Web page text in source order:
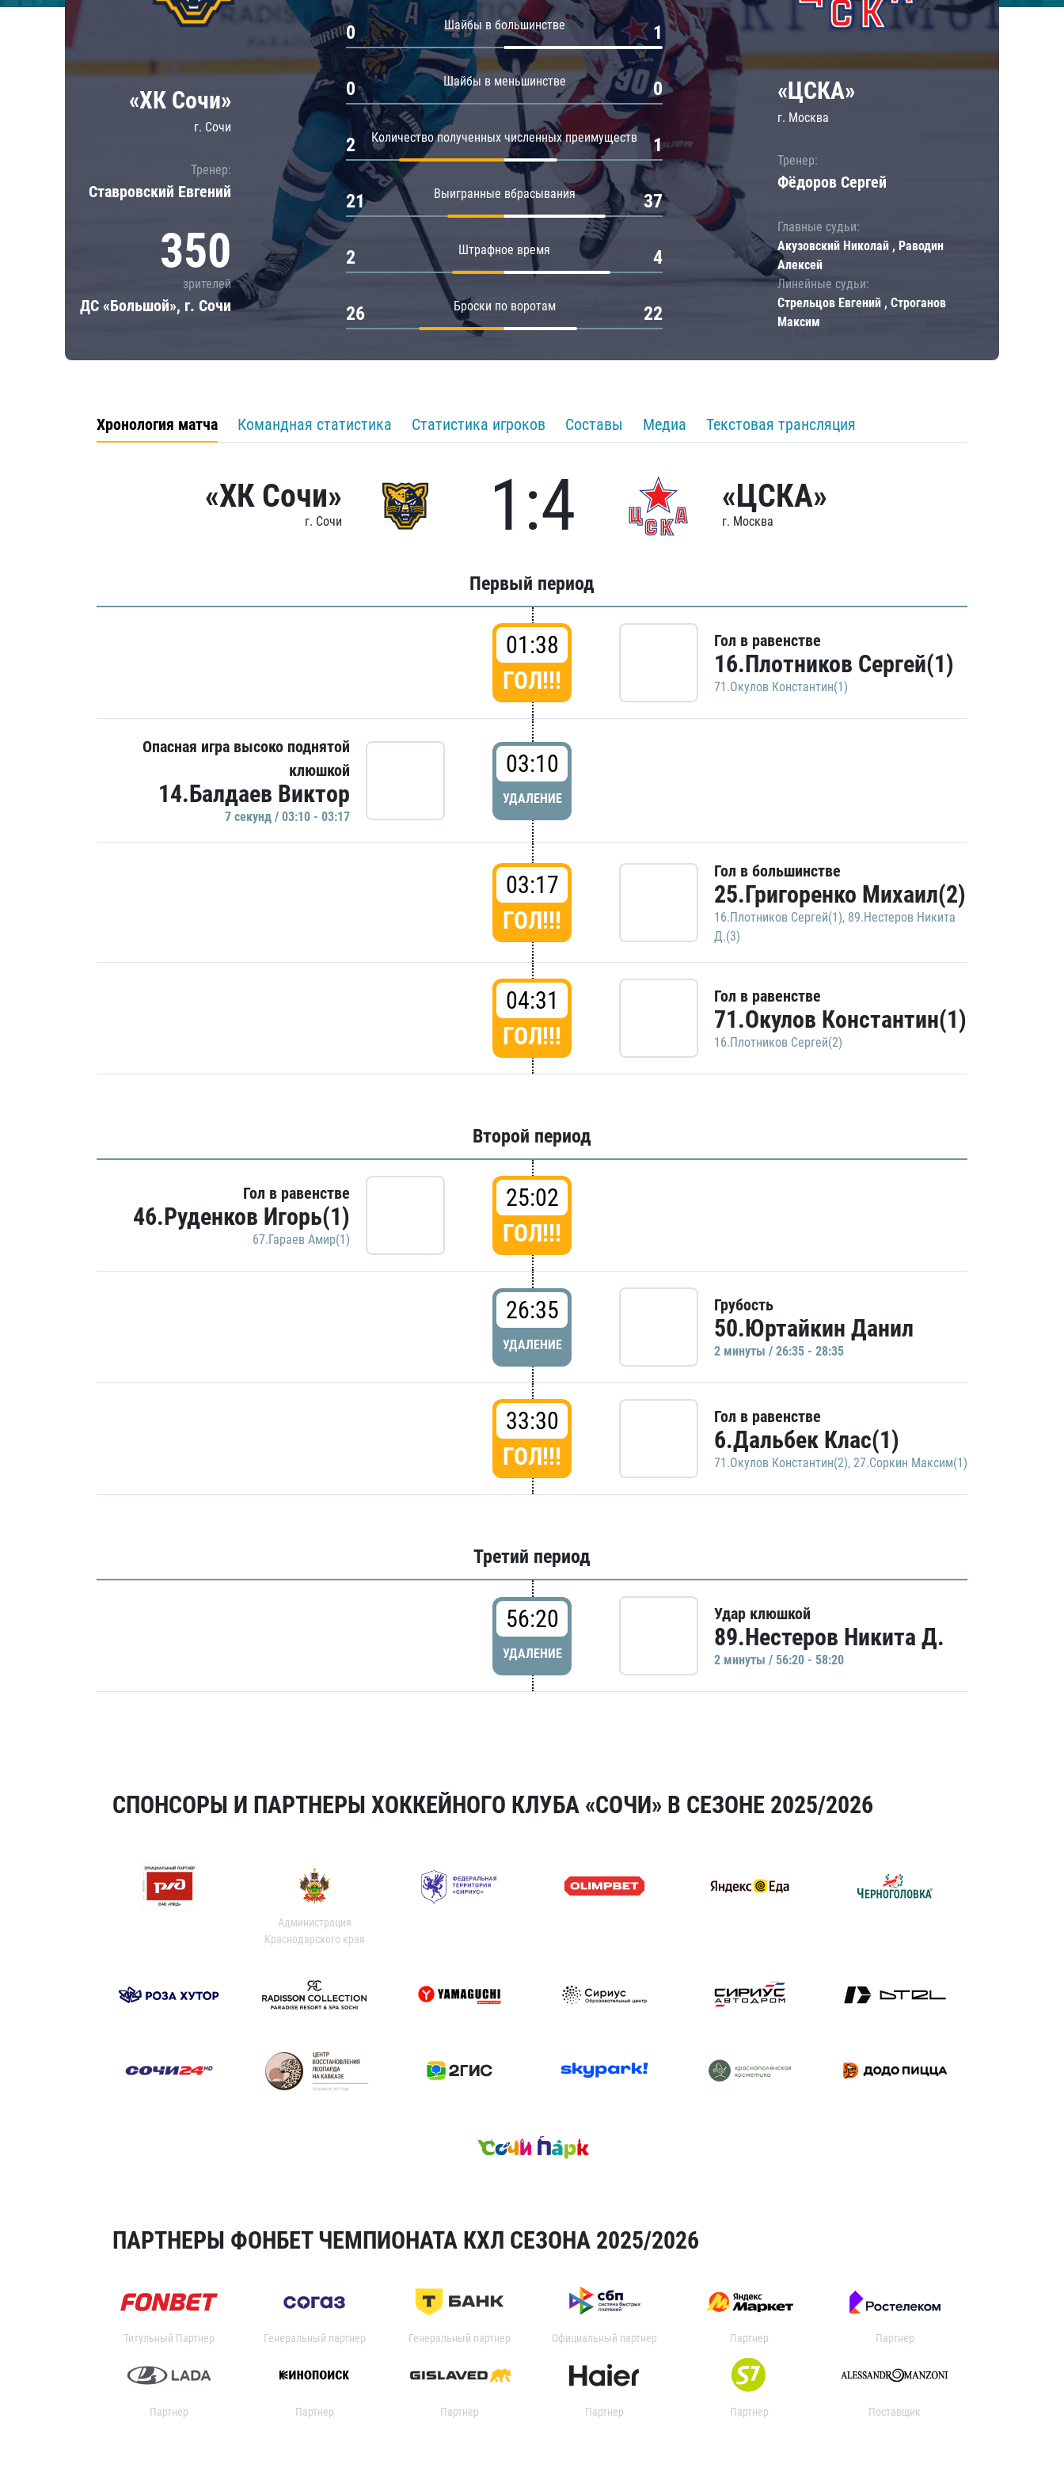
Локомотив
ЦСКА
Шанхайские Драконы
Амур
Барыс
Салават Юлаев
«ХК Сочи»
г. Сочи
Тренер:
Ставровский Евгений
350
зрителей
ДС «Большой», г. Сочи
Шайбы в большинстве
0 1
Шайбы в меньшинстве
0 0
Количество полученных численных преимуществ
2 1
Выигранные вбрасывания
21 37
Штрафное время
2 4
Броски по воротам
26 22
«ЦСКА»
г. Москва
Тренер:
Фёдоров Сергей
Главные судьи:
Акузовский Николай , Раводин
Алексей
Линейные судьи:
Стрельцов Евгений , Строганов
Максим
Хронология матча Командная статистика Статистика игроков Составы Медиа Текстовая трансляция
«ХК Сочи»
г. Сочи 1:4 «ЦСКА»
г. Москва
Первый период
01:38
ГОЛ!!!
Гол в равенстве
16.Плотников Сергей(1)
71.Окулов Константин(1)
Опасная игра высоко поднятой
клюшкой
14.Балдаев Виктор
7 секунд / 03:10 - 03:17
03:10
УДАЛЕНИЕ
03:17
ГОЛ!!!
Гол в большинстве
25.Григоренко Михаил(2)
16.Плотников Сергей(1), 89.Нестеров Никита
Д.(3)
04:31
ГОЛ!!!
Гол в равенстве
71.Окулов Константин(1)
16.Плотников Сергей(2)
Второй период
Гол в равенстве
46.Руденков Игорь(1)
67.Гараев Амир(1)
25:02
ГОЛ!!!
26:35
УДАЛЕНИЕ
Грубость
50.Юртайкин Данил
2 минуты / 26:35 - 28:35
33:30
ГОЛ!!!
Гол в равенстве
6.Дальбек Клас(1)
71.Окулов Константин(2), 27.Соркин Максим(1)
Третий период
56:20
УДАЛЕНИЕ
Удар клюшкой
89.Нестеров Никита Д.
2 минуты / 56:20 - 58:20
СПОНСОРЫ И ПАРТНЕРЫ ХОККЕЙНОГО КЛУБА «СОЧИ» В СЕЗОНЕ 2025/2026
Администрация
Краснодарского края
ПАРТНЕРЫ ФОНБЕТ ЧЕМПИОНАТА КХЛ СЕЗОНА 2025/2026
Титульный Партнер Генеральный партнер Генеральный партнер Официальный партнер Партнер Партнер
Партнер Партнер Партнер Партнер Партнер Поставщик